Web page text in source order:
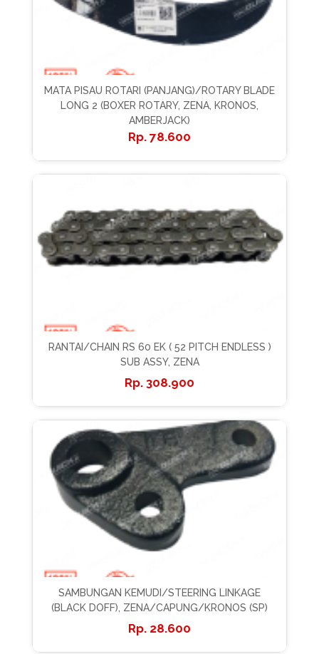
MATA PISAU ROTARI (PANJANG)/ROTARY BLADE
LONG 2 (BOXER ROTARY, ZENA, KRONOS,
AMBERJACK)
78.600
RANTAI/CHAIN RS 60 EK ( 52 PITCH ENDLESS )
SUB ASSY, ZENA
308.900
SAMBUNGAN KEMUDI/STEERING LINKAGE
(BLACK DOFF), ZENA/CAPUNG/KRONOS (SP)
28.600